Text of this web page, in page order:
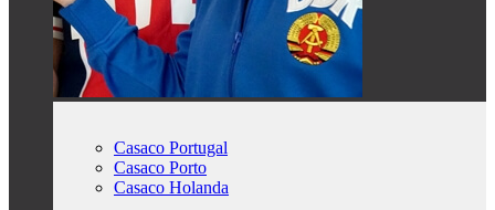
Casaco Portugal
Casaco Porto
Casaco Holanda